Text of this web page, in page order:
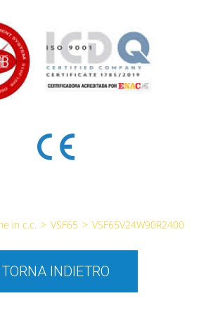
in c.c. > VSF65 > VSF65V24W90R2400
TORNA INDIETRO